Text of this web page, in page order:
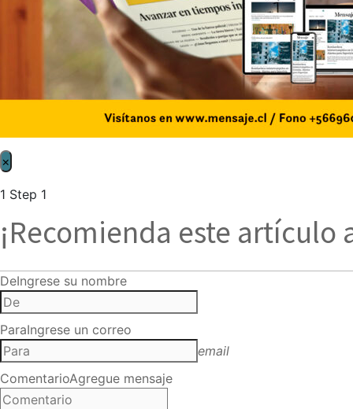
×
1 Step 1
¡Recomienda este artículo
DeIngrese su nombre
ParaIngrese un correo
email
ComentarioAgregue mensaje